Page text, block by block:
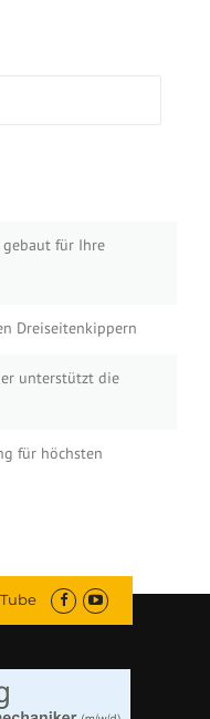
gebaut für Ihre
Dreiseitenkippern
unterstützt die
für höchsten